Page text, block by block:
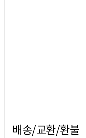
배송/교환/환불